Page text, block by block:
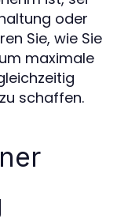
oder
Sie, wie Sie
maximale
schaffen.